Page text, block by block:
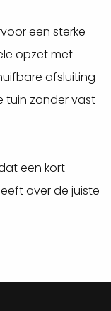
een sterke
opzet met
afsluiting
tuin zonder vast
een kort
over de juiste